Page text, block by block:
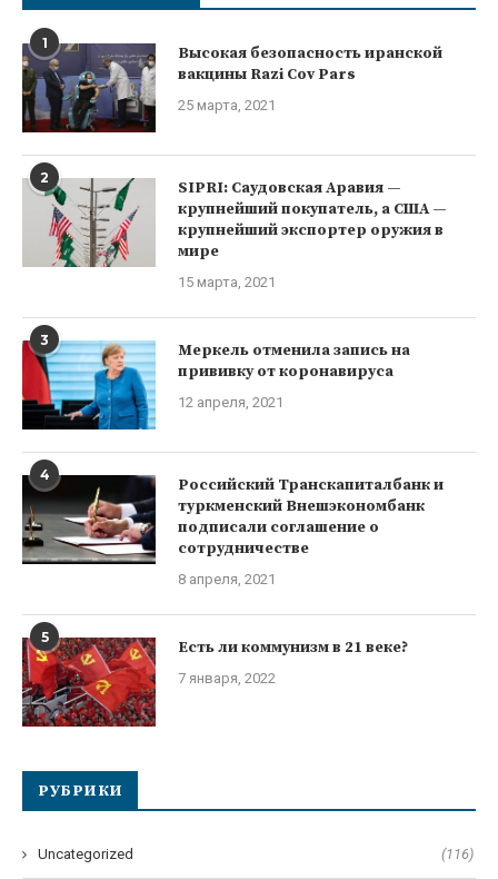
1
Высокая безопасность иранской
вакцины Razi Cov Pars
25 марта, 2021
2
SIPRI: Саудовская Аравия —
крупнейший покупатель, а США —
крупнейший экспортер оружия в
мире
15 марта, 2021
3
Меркель отменила запись на
прививку от коронавируса
12 апреля, 2021
4
Российский Транскапиталбанк и
туркменский Внешэкономбанк
подписали соглашение о
сотрудничестве
8 апреля, 2021
5 Есть ли коммунизм в 21 веке?
7 января, 2022
РУБРИКИ
Uncategorized (116)